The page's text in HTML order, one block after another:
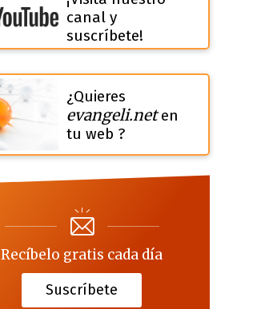
canal y
suscríbete!
¿Quieres
evangeli.neten
tu web ?
Recíbelo gratis cada día
Suscríbete